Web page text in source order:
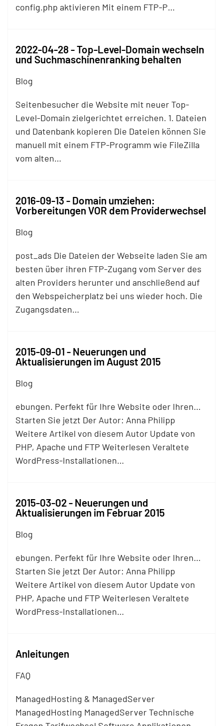
config.php aktivieren Mit einem FTP-P…
2022-04-28 - Top-Level-Domain wechseln
und Suchmaschinenranking behalten
Blog
Seitenbesucher die Website mit neuer Top-
Level-Domain zielgerichtet erreichen. 1. Dateien
und Datenbank kopieren Die Dateien können Sie
manuell mit einem FTP-Programm wie FileZilla
vom alten…
2016-09-13 - Domain umziehen:
Vorbereitungen VOR dem Providerwechsel
Blog
post_ads Die Dateien der Webseite laden Sie am
besten über ihren FTP-Zugang vom Server des
alten Providers herunter und anschließend auf
den Webspeicherplatz bei uns wieder hoch. Die
Zugangsdaten…
2015-09-01 - Neuerungen und
Aktualisierungen im August 2015
Blog
ebungen. Perfekt für Ihre Website oder Ihren…
Starten Sie jetzt Der Autor: Anna Philipp
Weitere Artikel von diesem Autor Update von
PHP, Apache und FTP Weiterlesen Veraltete
WordPress-Installationen…
2015-03-02 - Neuerungen und
Aktualisierungen im Februar 2015
Blog
ebungen. Perfekt für Ihre Website oder Ihren…
Starten Sie jetzt Der Autor: Anna Philipp
Weitere Artikel von diesem Autor Update von
PHP, Apache und FTP Weiterlesen Veraltete
WordPress-Installationen…
Anleitungen
FAQ
ManagedHosting & ManagedServer
ManagedHosting ManagedServer Technische